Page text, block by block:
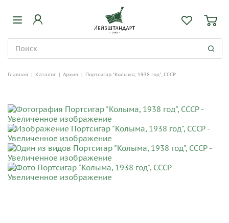
Главная | Каталог | Архив | Портсигар "Колыма, 1938 год", СССР